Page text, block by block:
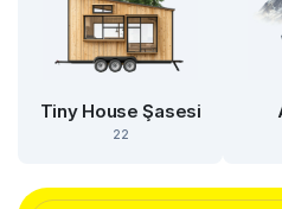
Tiny House Şasesi
22